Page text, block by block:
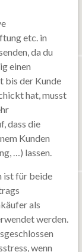
etc. in
da du
einen
bis der Kunde
hat, musst
dass die
Kunden
…) lassen.
ist für beide
als
werden.
wenn